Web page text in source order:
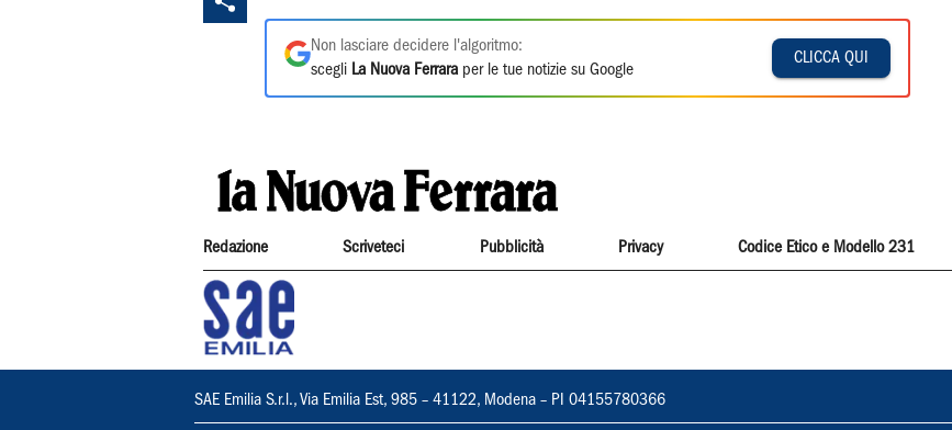
Non lasciare decidere l'algoritmo:
scegli La Nuova Ferrara per le tue notizie su Google
CLICCA QUI
Redazione Scriveteci Pubblicità Privacy Codice Etico e Modello 231
SAE Emilia S.r.l., Via Emilia Est, 985 – 41122, Modena – PI 04155780366